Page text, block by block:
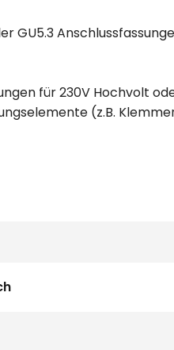
Anschlussfassungen
für 230V Hochvolt
(z.B.